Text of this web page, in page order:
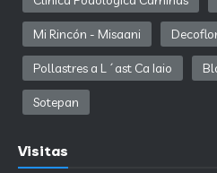
Mi Rincón - Misaani
Pollastres a L´ast Ca Iaio
Sotepan
Visitas